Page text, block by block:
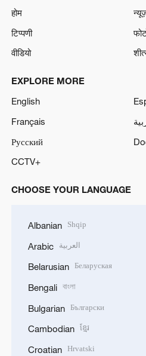
होम
टिप्पणी
वीडियो
EXPLORE MORE
English
Français
Русский
CCTV+
CHOOSE YOUR LANGUAGE
Albanian Shqip
Arabic العربية
Belarusian Беларуская
Bengali বাংলা
Bulgarian Български
Cambodian ខ្មែរ
Croatian Hrvatski